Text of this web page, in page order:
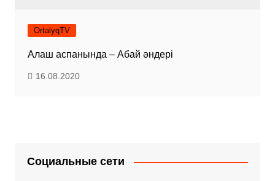
OrtalyqTV
Алаш аспанында – Абай әндері
16.08.2020
Социальные сети